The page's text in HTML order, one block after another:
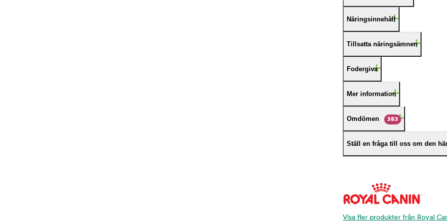
Näringsinnehåll
Tillsatta näringsämnen
Fodergiva
Mer information
Omdömen 383
Ställ en fråga till oss om den
Visa fler produkter från Royal